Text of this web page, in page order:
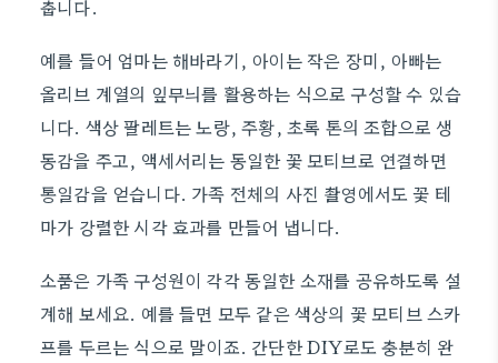
춥니다.
예를 들어 엄마는 해바라기, 아이는 작은 장미, 아빠는
올리브 계열의 잎무늬를 활용하는 식으로 구성할 수 있습
니다. 색상 팔레트는 노랑, 주황, 초록 톤의 조합으로 생
동감을 주고, 액세서리는 동일한 꽃 모티브로 연결하면
통일감을 얻습니다. 가족 전체의 사진 촬영에서도 꽃 테
마가 강렬한 시각 효과를 만들어 냅니다.
소품은 가족 구성원이 각각 동일한 소재를 공유하도록 설
계해 보세요. 예를 들면 모두 같은 색상의 꽃 모티브 스카
프를 두르는 식으로 말이죠. 간단한 DIY로도 충분히 완